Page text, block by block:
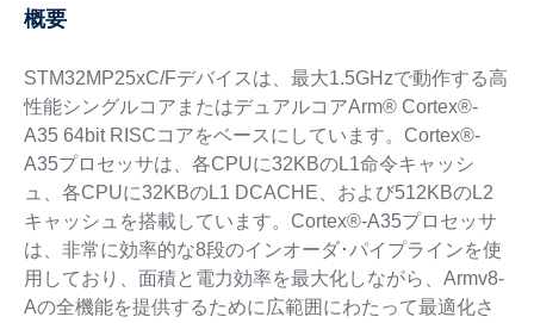
概要
STM32MP25xC/Fデバイスは、最大1.5GHzで動作する高
性能シングルコアまたはデュアルコアArm® Cortex®-
A35 64bit RISCコアをベースにしています。Cortex®-
A35プロセッサは、各CPUに32KBのL1命令キャッシ
ュ、各CPUに32KBのL1 DCACHE、および512KBのL2
キャッシュを搭載しています。Cortex®-A35プロセッサ
は、非常に効率的な8段のインオーダ･パイプラインを使
用しており、面積と電力効率を最大化しながら、Armv8-
Aの全機能を提供するために広範囲にわたって最適化さ